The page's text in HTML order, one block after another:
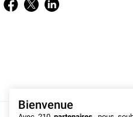
Facebook
TwitterLinkedIn
Bienvenue